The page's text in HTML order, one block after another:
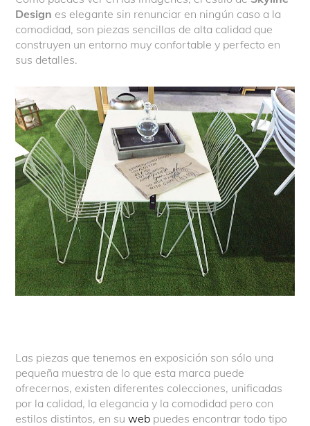
Design es elegante sin renunciar en ningún caso a la
comodidad, son piezas sencillas de alta calidad que
construyen un entorno muy confortable y perfecto en
sus detalles.
Las piezas que tenemos en exposición son sólo una
pequeña muestra de lo que esta marca puede
ofrecernos, existen diferentes colecciones, unificadas
por la calidad, la elegancia y la comodidad pero con
estilos distintos, en suweb puedes encontrar todo tipo